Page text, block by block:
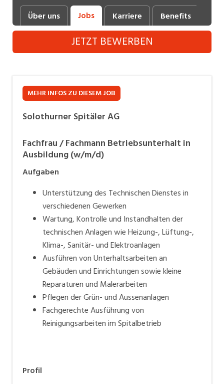
Industrie, Maschinenbau, Anlagenbau,
Produktion
Informatik, Telekommunikation
Körperpflege, Wellness
Marketing, Kommunikation, Medien, Druck
Mechanik, Elektronik, Optik (Fertigung)
Medizin, Gesundheitswesen, Pflege
Sicherheit, Rettung, Polizei, Zoll
Aussendienst
Über uns Jobs Karriere Benefits
JETZT BEWERBEN
MEHR INFOS ZU DIESEM JOB
Solothurner Spitäler AG
Fachfrau / Fachmann Betriebsunterhalt in
Ausbildung (w/m/d)
Aufgaben
Unterstützung des Technischen Dienstes in
verschiedenen Gewerken
Wartung, Kontrolle und Instandhalten der
technischen Anlagen wie Heizung-, Lüftung-,
Klima-, Sanitär- und Elektroanlagen
Ausführen von Unterhaltsarbeiten an
Gebäuden und Einrichtungen sowie kleine
Reparaturen und Malerarbeiten
Pflegen der Grün- und Aussenanlagen
Fachgerechte Ausführung von
Reinigungsarbeiten im Spitalbetrieb
Profil